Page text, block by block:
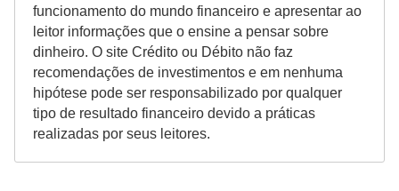
funcionamento do mundo financeiro e apresentar ao
leitor informações que o ensine a pensar sobre
dinheiro. O site Crédito ou Débito não faz
recomendações de investimentos e em nenhuma
hipótese pode ser responsabilizado por qualquer
tipo de resultado financeiro devido a práticas
realizadas por seus leitores.
o
g
r
a
m